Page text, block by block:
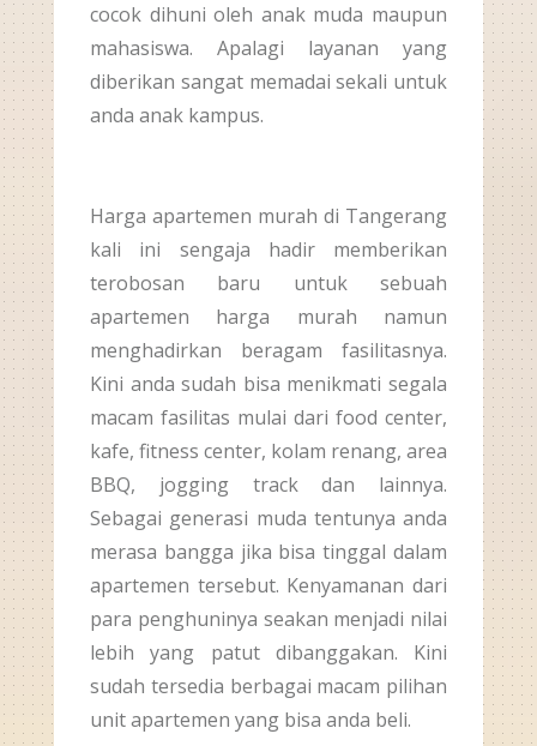
cocok dihuni oleh anak muda maupun
mahasiswa. Apalagi layanan yang
diberikan sangat memadai sekali untuk
anda anak kampus.
Harga apartemen murah di Tangerang
kali ini sengaja hadir memberikan
terobosan baru untuk sebuah
apartemen harga murah namun
menghadirkan beragam fasilitasnya.
Kini anda sudah bisa menikmati segala
macam fasilitas mulai dari food center,
kafe, fitness center, kolam renang, area
BBQ, jogging track dan lainnya.
Sebagai generasi muda tentunya anda
merasa bangga jika bisa tinggal dalam
apartemen tersebut. Kenyamanan dari
para penghuninya seakan menjadi nilai
lebih yang patut dibanggakan. Kini
sudah tersedia berbagai macam pilihan
unit apartemen yang bisa anda beli.